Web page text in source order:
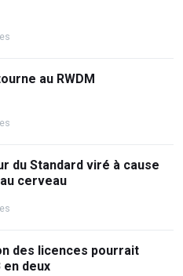
au RWDM
du Standard viré à cause
cerveau
des licences pourrait
en deux